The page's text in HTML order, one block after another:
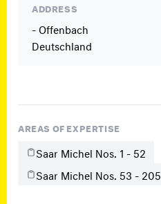
ADDRESS
- Offenbach
Deutschland
AREAS OF EXPERTISE
Saar Michel Nos. 1 - 52
Saar Michel Nos. 53 - 205